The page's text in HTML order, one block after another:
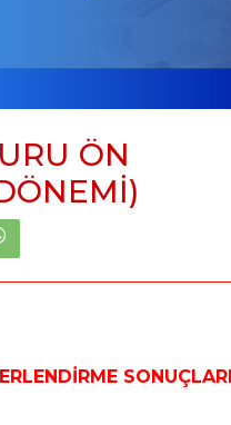
ÖN
SONUÇLARI